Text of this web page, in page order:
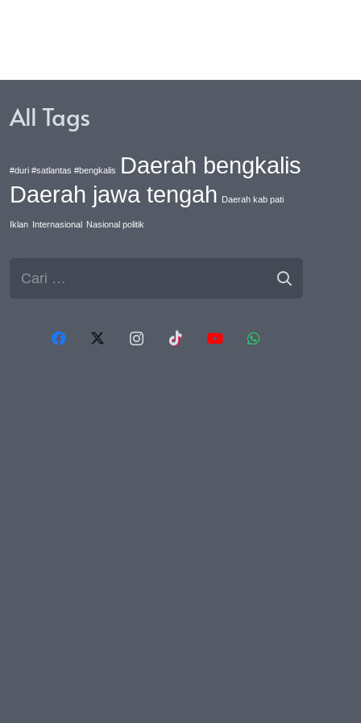
All Tags
#duri #satlantas #bengkalis
Daerah bengkalis
Daerah jawa tengah Daerah kab pati
Iklan Internasional Nasional politik